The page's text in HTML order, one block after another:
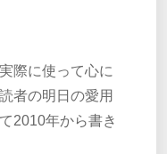
際に使って心に
者の明日の愛用
2010年から書き